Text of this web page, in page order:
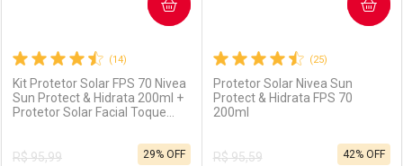
(14)
Kit Protetor Solar FPS 70 Nivea
Sun Protect & Hidrata 200ml +
Protetor Solar Facial Toque
R$ 95,99
29% OFF
COMPRAR
(25)
Protetor Solar Nivea Sun
Protect & Hidrata FPS 70
200ml
R$ 95,59
42% OFF
COMPRAR